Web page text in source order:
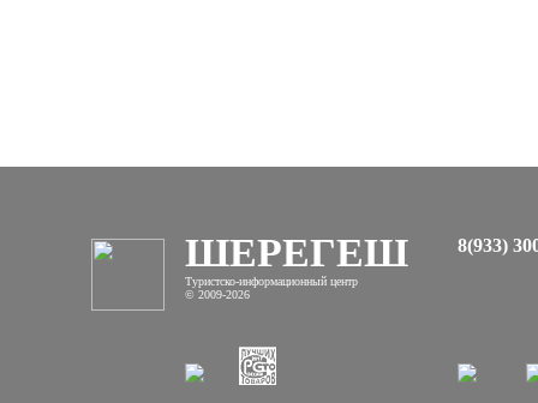
ШЕРЕГЕШ
Туристско-информационный центр
© 2009-2026
8(933)